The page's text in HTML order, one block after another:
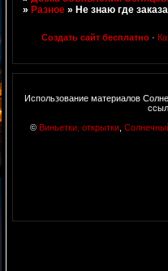
» Разное » Не знаю где
Создать сайт бесплатно ·
Использование материалов
© Виньетки, открытки,